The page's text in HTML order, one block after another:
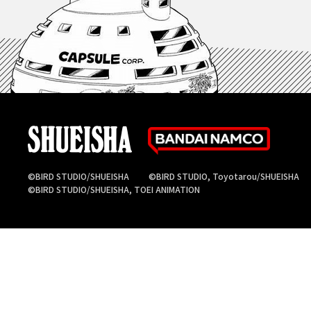
©BIRD STUDIO/SHUEISHA
©BIRD STUDIO, Toyotarou/SHUEISHA
©BIRD STUDIO/SHUEISHA, TOEI ANIMATION